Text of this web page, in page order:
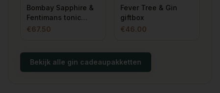
Bombay Sapphire &
Fentimans tonic
giftbox
€67.50
Fever Tree & Gin
giftbox
€46.00
Bekijk alle gin cadeaupakketten